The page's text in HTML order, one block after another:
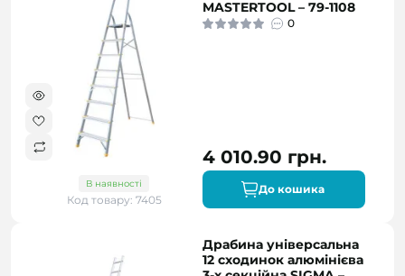
В наявності
Код товару: 7405
MASTERTOOL – 79-1108
0
4 010.90 грн.
До кошика
Драбина універсальна
12 сходинок алюмінієва